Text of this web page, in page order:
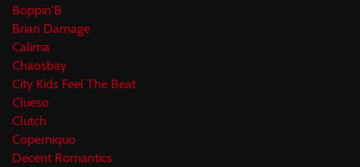
Boppin'B
Brian Damage
Calima
Chaosbay
City Kids Feel The Beat
Clueso
Clutch
Coperniquo
Decent Romantics